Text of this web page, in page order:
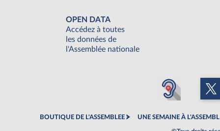
OPEN DATA
Accédez à toutes
les données de
l'Assemblée nationale
BOUTIQUE DE L'ASSEMBLEE UNE SEMAINE À